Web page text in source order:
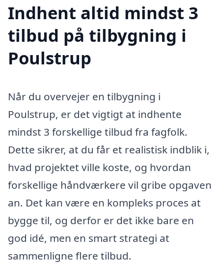
Indhent altid mindst 3
tilbud på tilbygning i
Poulstrup
Når du overvejer en tilbygning i
Poulstrup, er det vigtigt at indhente
mindst 3 forskellige tilbud fra fagfolk.
Dette sikrer, at du får et realistisk indblik i,
hvad projektet ville koste, og hvordan
forskellige håndværkere vil gribe opgaven
an. Det kan være en kompleks proces at
bygge til, og derfor er det ikke bare en
god idé, men en smart strategi at
sammenligne flere tilbud.